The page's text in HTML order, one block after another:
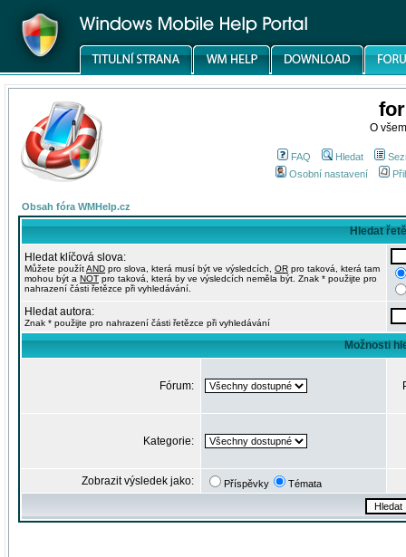
O
FAQ Hledat
Osobní nastavení
Obsah fóra WMHelp.cz
Hledat
Hledat klíčová slova:
Můžete použítAND pro slova, která musí být ve výsledcích, OR pro taková, která tam
mohou být a NOT pro taková, která by ve výsledcích neměla být. Znak * použijte pro
nahrazení části řetězce při vyhledávání.
Hledat autora:
Znak * použijte pro nahrazení části řetězce při vyhledávání
Možnosti
Fórum:
Kategorie:
Zobrazit výsledek jako: Příspěvky Témata